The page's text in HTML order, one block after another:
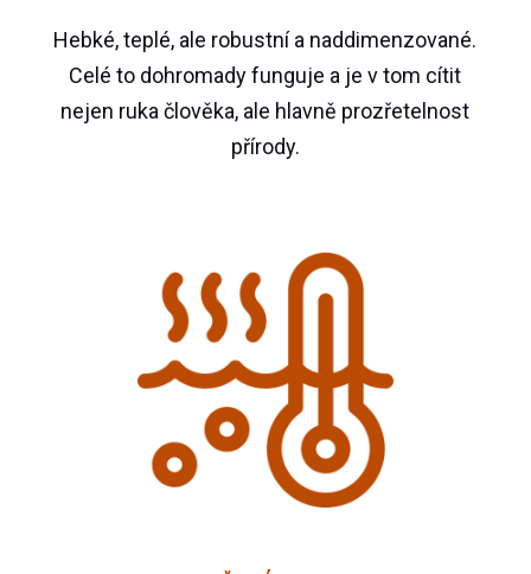
Hebké, teplé, ale robustní a naddimenzované.
Celé to dohromady funguje a je v tom cítit
nejen ruka člověka, ale hlavně prozřetelnost
přírody.